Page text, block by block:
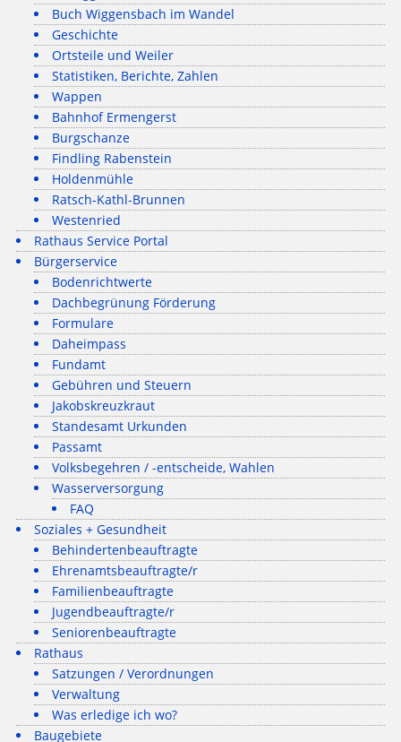
Buch Wiggensbach im Wandel
Geschichte
Ortsteile und Weiler
Statistiken, Berichte, Zahlen
Wappen
Bahnhof Ermengerst
Burgschanze
Findling Rabenstein
Holdenmühle
Ratsch-Kathl-Brunnen
Westenried
Rathaus Service Portal
Bürgerservice
Bodenrichtwerte
Dachbegrünung Förderung
Formulare
Daheimpass
Fundamt
Gebühren und Steuern
Jakobskreuzkraut
Standesamt Urkunden
Passamt
Volksbegehren / -entscheide, Wahlen
Wasserversorgung
FAQ
Soziales + Gesundheit
Behindertenbeauftragte
Ehrenamtsbeauftragte/r
Familienbeauftragte
Jugendbeauftragte/r
Seniorenbeauftragte
Rathaus
Satzungen / Verordnungen
Verwaltung
Was erledige ich wo?
Baugebiete